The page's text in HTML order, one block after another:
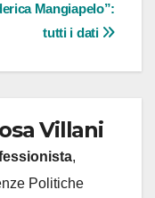
Mangiapelo”:
tutti i dati
Villani
,
Politiche